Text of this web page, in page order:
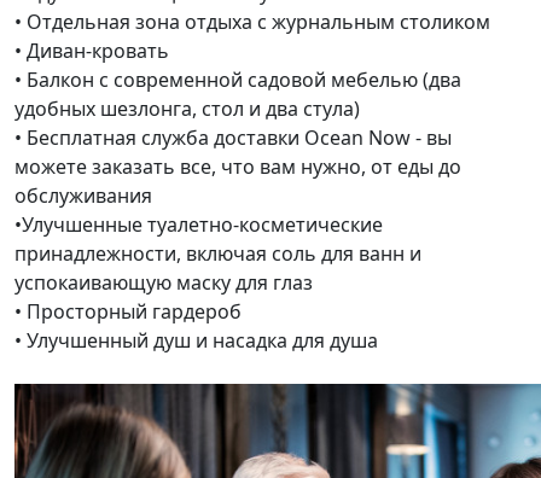
• Отдельная зона отдыха с журнальным столиком
• Диван-кровать
• Балкон с современной садовой мебелью (два
удобных шезлонга, стол и два стула)
• Бесплатная служба доставки Ocean Now - вы
можете заказать все, что вам нужно, от еды до
обслуживания
•Улучшенные туалетно-косметические
принадлежности, включая соль для ванн и
успокаивающую маску для глаз
• Просторный гардероб
• Улучшенный душ и насадка для душа